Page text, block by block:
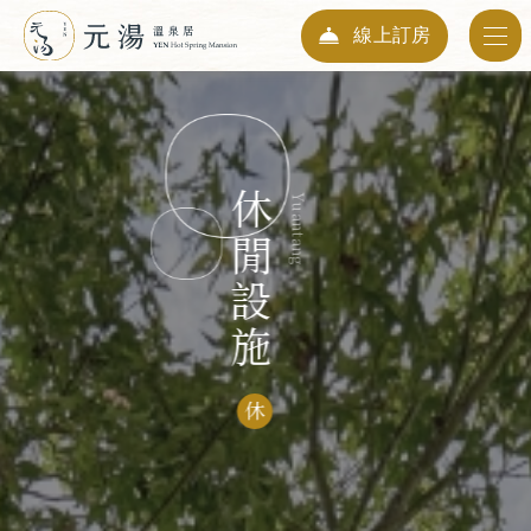
Yuantang
休閒設施
休
07
2026 Aug
退房日期
08
2026 Aug
人數
01
Guests
線上訂房